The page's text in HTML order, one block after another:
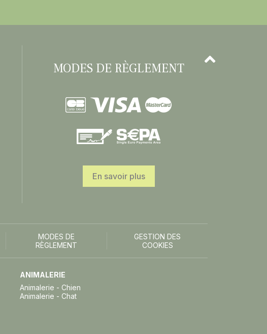
MODES DE RÈGLEMENT
En savoir plus
MODES DE
RÈGLEMENT
GESTION DES
COOKIES
ANIMALERIE
Animalerie - Chien
Animalerie - Chat